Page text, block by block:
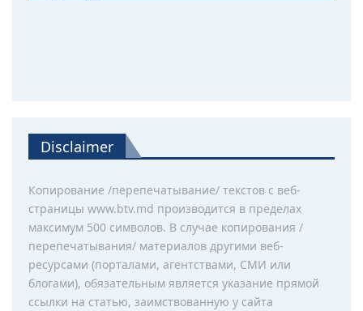
Disclaimer
Копирование /перепечатывание/ текстов с веб-
страницы www.btv.md производится в пределах
максимум 500 символов. В случае копирования /
перепечатывания/ материалов другими веб-
ресурсами (порталами, агентствами, СМИ или
блогами), обязательным является указание прямой
ссылки на статью, заимствованную у сайта